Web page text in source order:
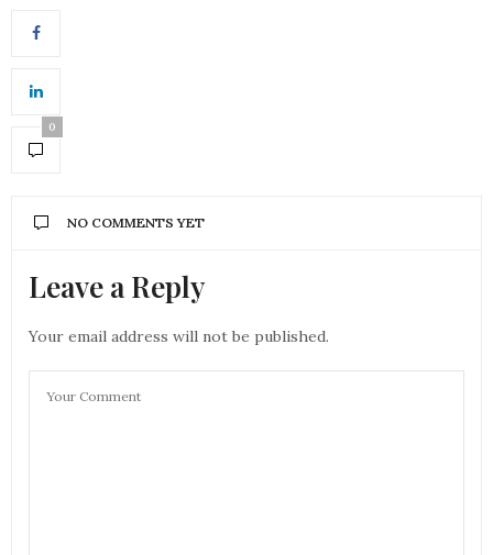
0
NO COMMENTS YET
Leave a Reply
Your email address will not be published.